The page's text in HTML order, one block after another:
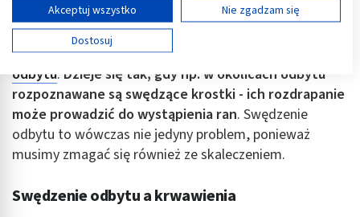
Swędzące krostki przy odbycie
Niekiedy współwystępują ze sobą swędzenie i
odbytu. Dzieje się tak, gdy np. w okolicach odbytu
rozpoznawane są swędzące krostki - ich rozdrapanie
może prowadzić do wystąpienia ran. Swędzenie
odbytu to wówczas nie jedyny problem, ponieważ
musimy zmagać się również ze skaleczeniem.
Swędzenie odbytu a krwawienia
Wyświetl listę partnerów (11 dostawców IAB)
Używamy Twoich danych w następujących celach:
Cele przetwarzania IAB:
Przechowywanie informacji na urządzeniu lub
dostęp do nich
Wykorzystywanie ograniczonych danych do
wyboru reklam
Tworzenie profili w celu spersonalizowanych
Akceptuj wszystko
Nie zgadzam się
Dostosuj